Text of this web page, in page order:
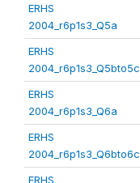
ERHS
2004_r6p1s3_Q5a
ERHS
2004_r6p1s3_Q5bto5c
ERHS
2004_r6p1s3_Q6a
ERHS
2004_r6p1s3_Q6bto6c
ERHS